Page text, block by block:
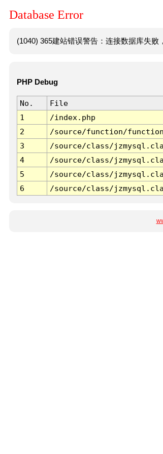
Database Error
(1040) 365建站错误警告：连接数据库失败
PHP Debug
No. File
1
/index.php
2
/source/function/
3
/source/class/
4
/source/class/
5
/source/class/
6
/source/class/